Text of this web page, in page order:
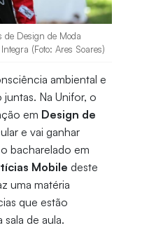
de Design de Moda
(Foto: Ares Soares)
ambiental e
Na Unifor, o
em Design de
e vai ganhar
bacharelado em
Mobile deste
uma matéria
que estão
sala de aula.